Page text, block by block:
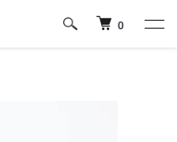
0